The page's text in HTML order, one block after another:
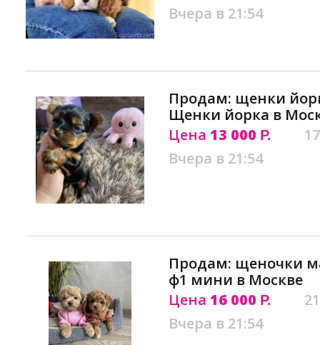
Вчера в 21:54
Продам: щенки
Щенки йорка в
Цена 13 000 Р.
Вчера в 21:54
Продам: щеночки
ф1 мини в Москве
Цена 16 000 Р.
Вчера в 21:54